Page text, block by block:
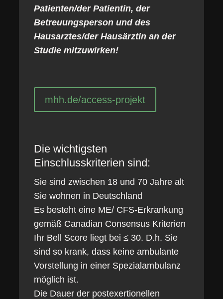
Patienten/der Patientin, der
Betreuungsperson und des
Hausarztes/der Hausärztin an der
Studie mitzuwirken!
mhh.de/access-projekt
Die wichtigsten
Einschlusskriterien sind:
Sie sind zwischen 18 und 70 Jahre alt
Sie wohnen in Deutschland
Es besteht eine ME/ CFS-Erkrankung
gemäß Canadian Consensus Kriterien
Ihr Bell Score liegt bei ≤ 30. D.h. Sie
sind so krank, dass keine ambulante
Vorstellung in einer Spezialambulanz
möglich ist.
Die Dauer der postexertionellen